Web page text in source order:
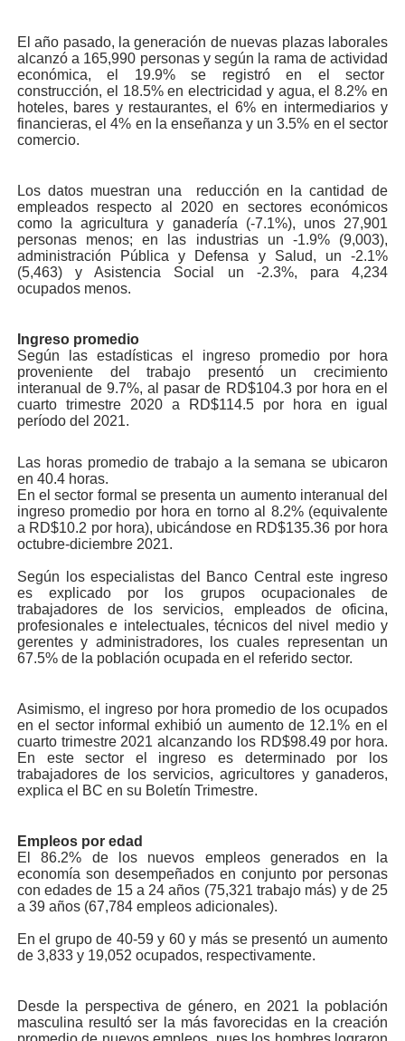
El año pasado, la generación de nuevas plazas laborales
alcanzó a 165,990 personas y según la rama de actividad
económica, el 19.9% se registró en el sector
construcción, el 18.5% en electricidad y agua, el 8.2% en
hoteles, bares y restaurantes, el 6% en intermediarios y
financieras, el 4% en la enseñanza y un 3.5% en el sector
comercio.
Los datos muestran una reducción en la cantidad de
empleados respecto al 2020 en sectores económicos
como la agricultura y ganadería (-7.1%), unos 27,901
personas menos; en las industrias un -1.9% (9,003),
administración Pública y Defensa y Salud, un -2.1%
(5,463) y Asistencia Social un -2.3%, para 4,234
ocupados menos.
Ingreso promedio
Según las estadísticas el ingreso promedio por hora
proveniente del trabajo presentó un crecimiento
interanual de 9.7%, al pasar de RD$104.3 por hora en el
cuarto trimestre 2020 a RD$114.5 por hora en igual
período del 2021.
Las horas promedio de trabajo a la semana se ubicaron
en 40.4 horas.
En el sector formal se presenta un aumento interanual del
ingreso promedio por hora en torno al 8.2% (equivalente
a RD$10.2 por hora), ubicándose en RD$135.36 por hora
octubre-diciembre 2021.
Según los especialistas del Banco Central este ingreso
es explicado por los grupos ocupacionales de
trabajadores de los servicios, empleados de oficina,
profesionales e intelectuales, técnicos del nivel medio y
gerentes y administradores, los cuales representan un
67.5% de la población ocupada en el referido sector.
Asimismo, el ingreso por hora promedio de los ocupados
en el sector informal exhibió un aumento de 12.1% en el
cuarto trimestre 2021 alcanzando los RD$98.49 por hora.
En este sector el ingreso es determinado por los
trabajadores de los servicios, agricultores y ganaderos,
explica el BC en su Boletín Trimestre.
Empleos por edad
El 86.2% de los nuevos empleos generados en la
economía son desempeñados en conjunto por personas
con edades de 15 a 24 años (75,321 trabajo más) y de 25
a 39 años (67,784 empleos adicionales).
En el grupo de 40-59 y 60 y más se presentó un aumento
de 3,833 y 19,052 ocupados, respectivamente.
Desde la perspectiva de género, en 2021 la población
masculina resultó ser la más favorecidas en la creación